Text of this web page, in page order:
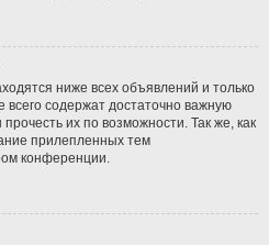
ниже всех объявлений и только
содержат достаточно важную
их по возможности. Так же, как
прилепленных тем
конференции.